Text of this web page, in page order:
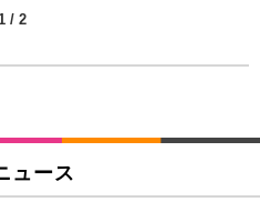
疲れない ブラック
ェア デスクチェア 疲れない テレ
バックレスト 30度ロッキング機
ミングモニター DualSense 充電
ZDM1J）
ト(吸収面:ライトブルー)
ネオ・オムツ L 中型犬用 26枚入
/ 2
ュース